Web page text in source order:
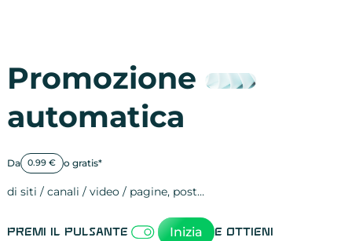
Promozione
automatica
Da 0.99 € o gratis*
di siti / canali / video / pagine, post…
Premi il pulsante Inizia e ottieni